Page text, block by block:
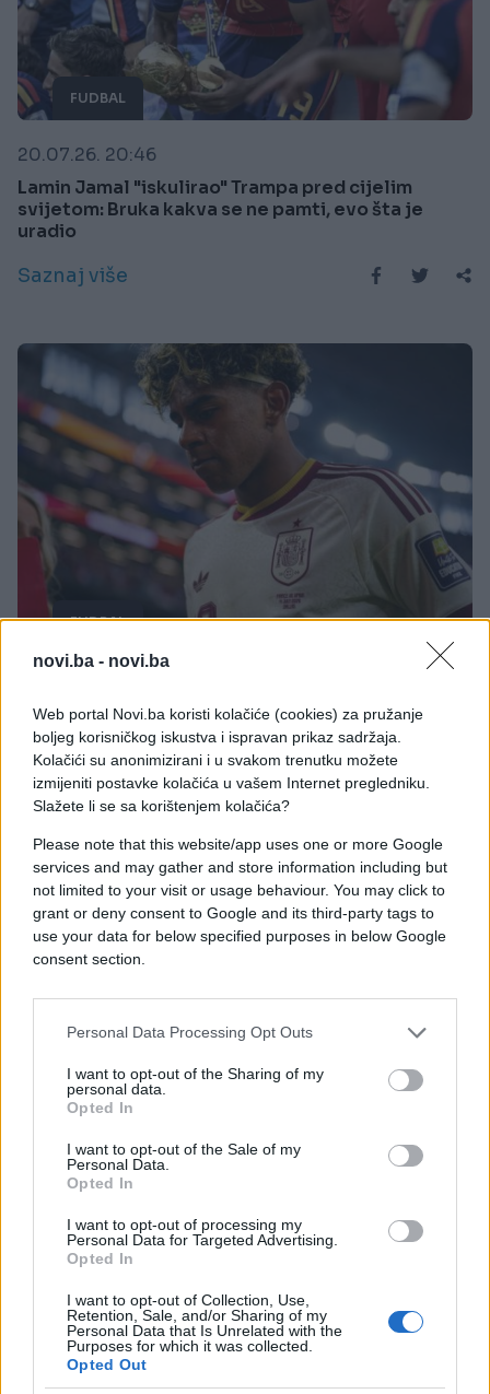
novi.ba - novi.ba
Web portal Novi.ba koristi kolačiće (cookies) za pružanje
boljeg korisničkog iskustva i ispravan prikaz sadržaja.
Kolačići su anonimizirani i u svakom trenutku možete
izmijeniti postavke kolačića u vašem Internet pregledniku.
Slažete li se sa korištenjem kolačića?
Please note that this website/app uses one or more Google
services and may gather and store information including but
not limited to your visit or usage behaviour. You may click to
grant or deny consent to Google and its third-party tags to
use your data for below specified purposes in below Google
consent section.
Personal Data Processing Opt Outs
I want to opt-out of the Sharing of my
personal data.
Opted In
I want to opt-out of the Sale of my
Personal Data.
Opted In
I want to opt-out of processing my
Personal Data for Targeted Advertising.
Opted In
I want to opt-out of Collection, Use,
Retention, Sale, and/or Sharing of my
Personal Data that Is Unrelated with the
Purposes for which it was collected.
Opted Out
FUDBAL
20.07.26. 20:46
Lamin Jamal "iskulirao" Trampa pred cijelim
svijetom: Bruka kakva se ne pamti, evo šta je
uradio
Saznaj više
FUDBAL
Isplivao šok snimak nakon polufinala! Šta se
desilo s Laminom, jedva stoji na nogama?! (VIDEO)
Saznaj više
14.07.26. 22:30
poništen? Sutkinja objasnila situaciju